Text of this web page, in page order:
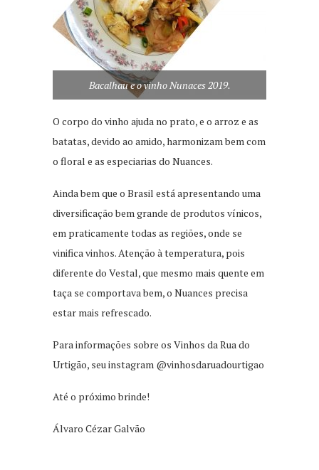
Bacalhau e o vinho Nunaces 2019.
O corpo do vinho ajuda no prato, e o arroz e as
batatas, devido ao amido, harmonizam bem com
o floral e as especiarias do Nuances.
Ainda bem que o Brasil está apresentando uma
diversificação bem grande de produtos vínicos,
em praticamente todas as regiões, onde se
vinifica vinhos. Atenção à temperatura, pois
diferente do Vestal, que mesmo mais quente em
taça se comportava bem, o Nuances precisa
estar mais refrescado.
Para informações sobre os Vinhos da Rua do
Urtigão, seu instagram @vinhosdaruadourtigao
Até o próximo brinde!
Álvaro Cézar Galvão